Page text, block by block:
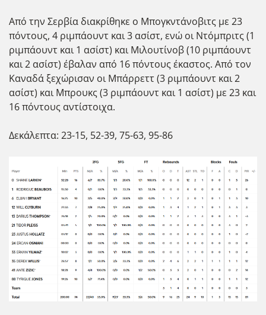
Από την Σερβία διακρίθηκε ο Μπογκντάνοβιτς με 23
πόντους, 4 ριμπάουντ και 3 ασίστ, ενώ οι Ντόμπριτς (1
ριμπάουντ και 1 ασίστ) και Μιλουτίνοβ (10 ριμπάουντ
και 2 ασίστ) έβαλαν από 16 πόντους έκαστος. Από τον
Καναδά ξεχώρισαν οι Μπάρρεττ (3 ριμπάουντ και 2
ασίστ) και Μπρουκς (3 ριμπάουντ και 1 ασίστ) με 23 και
16 πόντους αντίστοιχα.
Δεκάλεπτα: 23-15, 52-39, 75-63, 95-86